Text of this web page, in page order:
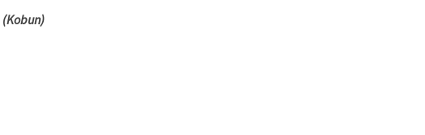
(Kobun)